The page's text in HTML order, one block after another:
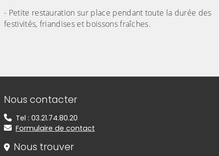
- Petite restauration sur place pendant toute la durée des
festivités, friandises et boissons fraîches.
Informations de contact
Nous contacter
Tel : 03.21.74.80.20
Formulaire de contact
Nous trouver